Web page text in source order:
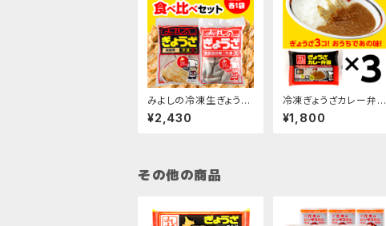
みよしの冷凍生ぎょうざ
食べ比べセット
¥2,430
冷凍ぎょうざカレー弁当
300g×3袋
¥1,800
その他の商品